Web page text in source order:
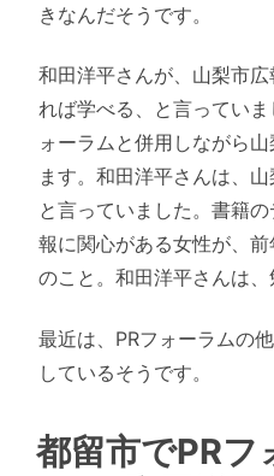
きなんだそうです。
和田洋平さんが、山梨市
れば学べる、と言ってい
ォーラムと併用しながら
ます。和田洋平さんは、
と言っていました。書籍
報に関心がある女性が、
のこと。和田洋平さんは、
最近は、PRフォーラムの
しているそうです。
都留市でPRフ